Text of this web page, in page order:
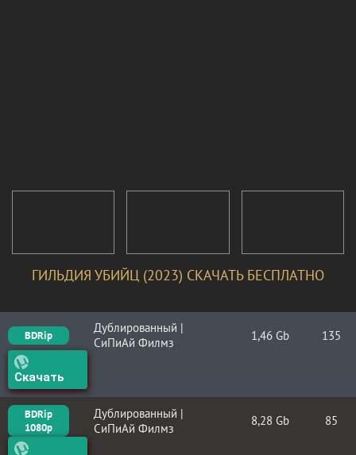
ГИЛЬДИЯ УБИЙЦ (2023) СКАЧАТЬ БЕСПЛАТНО
BDRip
Дублированный |
СиПиАй Филмз
1,46 Gb 135
Скачать
BDRip
1080p
Дублированный |
СиПиАй Филмз
8,28 Gb 85